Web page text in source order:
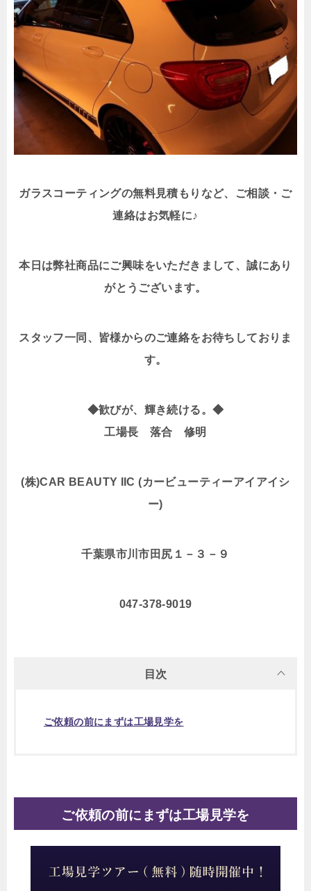
ガラスコーティングの無料見積もり など、ご相談・ご
連絡はお気軽に♪
本日は弊社商品にご興味をいただきまして、誠にあり
がとうございます。
スタッフ一同、皆様からのご連絡をお待ちしておりま
す。
◆歓びが、輝き続ける。◆
工場長 落合 修明
(株)CAR BEAUTY IIC (カービューティーアイアイシ
ー)
千葉県市川市田尻１－３－９
047-378-9019
目次
ご依頼の前にまずは工場見学を
ご依頼の前にまずは工場見学を